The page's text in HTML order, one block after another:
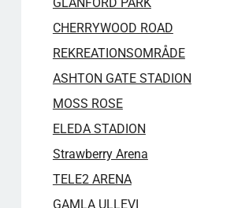
CHERRYWOOD ROAD
REKREATIONSOMRÅDE
ASHTON GATE STADION
MOSS ROSE
ELEDA STADION
Strawberry Arena
TELE2 ARENA
GAMLA ULLEVI